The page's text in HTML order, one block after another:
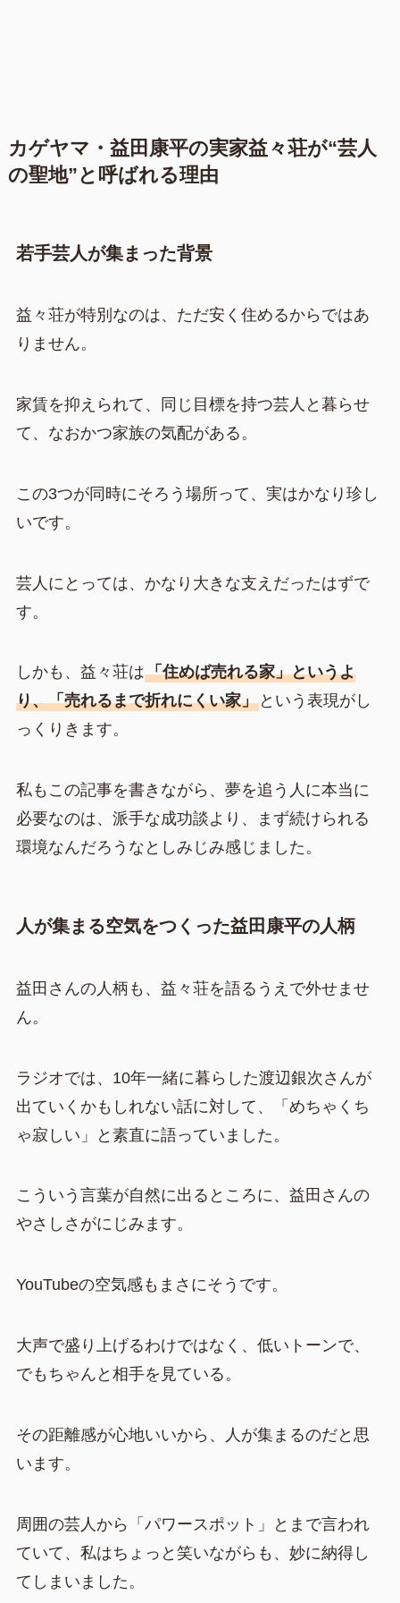
カゲヤマ・益田康平の実家益々荘が“芸人
の聖地”と呼ばれる理由
若手芸人が集まった背景
益々荘が特別なのは、ただ安く住めるからではあ
りません。
家賃を抑えられて、同じ目標を持つ芸人と暮らせ
て、なおかつ家族の気配がある。
この3つが同時にそろう場所って、実はかなり珍し
いです。
芸人にとっては、かなり大きな支えだったはずで
す。
しかも、益々荘は「住めば売れる家」というよ
り、「売れるまで折れにくい家」という表現がし
っくりきます。
私もこの記事を書きながら、夢を追う人に本当に
必要なのは、派手な成功談より、まず続けられる
環境なんだろうなとしみじみ感じました。
人が集まる空気をつくった益田康平の人柄
益田さんの人柄も、益々荘を語るうえで外せませ
ん。
ラジオでは、10年一緒に暮らした渡辺銀次さんが
出ていくかもしれない話に対して、「めちゃくち
ゃ寂しい」と素直に語っていました。
こういう言葉が自然に出るところに、益田さんの
やさしさがにじみます。
YouTubeの空気感もまさにそうです。
大声で盛り上げるわけではなく、低いトーンで、
でもちゃんと相手を見ている。
その距離感が心地いいから、人が集まるのだと思
います。
周囲の芸人から「パワースポット」とまで言われ
ていて、私はちょっと笑いながらも、妙に納得し
てしまいました。